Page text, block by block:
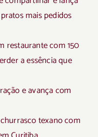
mais pedidos
restaurante com 150
a essência que
e avança com
texano com